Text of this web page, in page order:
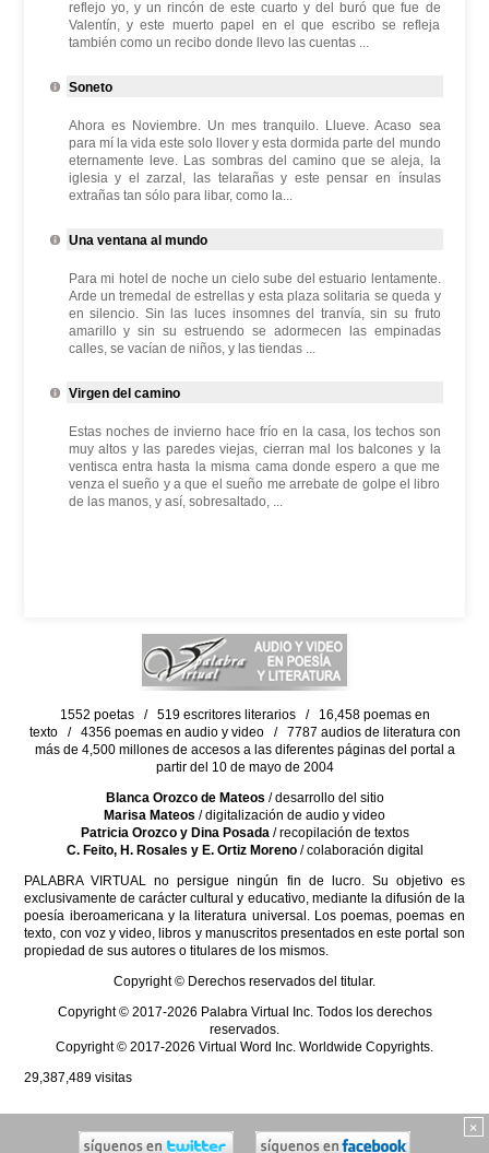
reflejo yo, y un rincón de este cuarto y del buró que fue de
Valentín, y este muerto papel en el que escribo se refleja
también como un recibo donde llevo las cuentas ...
Soneto
Ahora es Noviembre. Un mes tranquilo. Llueve. Acaso sea
para mí la vida este solo llover y esta dormida parte del mundo
eternamente leve. Las sombras del camino que se aleja, la
iglesia y el zarzal, las telarañas y este pensar en ínsulas
extrañas tan sólo para libar, como la...
Una ventana al mundo
Para mi hotel de noche un cielo sube del estuario lentamente.
Arde un tremedal de estrellas y esta plaza solitaria se queda y
en silencio. Sin las luces insomnes del tranvía, sin su fruto
amarillo y sin su estruendo se adormecen las empinadas
calles, se vacían de niños, y las tiendas ...
Virgen del camino
Estas noches de invierno hace frío en la casa, los techos son
muy altos y las paredes viejas, cierran mal los balcones y la
ventisca entra hasta la misma cama donde espero a que me
venza el sueño y a que el sueño me arrebate de golpe el libro
de las manos, y así, sobresaltado, ...
×
1552 poetas / 519 escritores literarios / 16,458 poemas en
texto / 4356 poemas en audio y video / 7787 audios de literatura con
más de 4,500 millones de accesos a las diferentes páginas del portal a
partir del 10 de mayo de 2004
Blanca Orozco de Mateos / desarrollo del sitio
Marisa Mateos / digitalización de audio y video
Patricia Orozco y Dina Posada/ recopilación de textos
C. Feito, H. Rosales y E. Ortiz Moreno/ colaboración digital
PALABRA VIRTUAL no persigue ningún fin de lucro. Su objetivo es
exclusivamente de carácter cultural y educativo, mediante la difusión de la
poesía iberoamericana y la literatura universal. Los poemas, poemas en
texto, con voz y video, libros y manuscritos presentados en este portal son
propiedad de sus autores o titulares de los mismos.
Copyright © Derechos reservados del titular.
Copyright © 2017-2026 Palabra Virtual Inc. Todos los derechos
reservados.
Copyright © 2017-2026 Virtual Word Inc. Worldwide Copyrights.
29,387,489 visitas